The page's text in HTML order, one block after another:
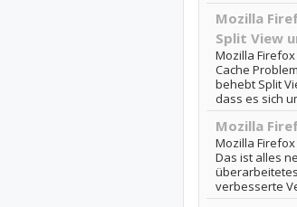
Mozilla
Split View
Mozilla
Cache
behebt Split
dass es sich
Mozilla
Mozilla
Das ist alles
verbesserte